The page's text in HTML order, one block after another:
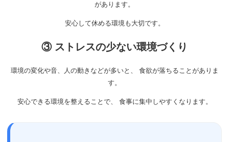
があります。
安心して休める環境も大切です。
③ ストレスの少ない環境づくり
環境の変化や音、人の動きなどが多いと、 食欲が落ちることがありま
す。
安心できる環境を整えることで、 食事に集中しやすくなります。